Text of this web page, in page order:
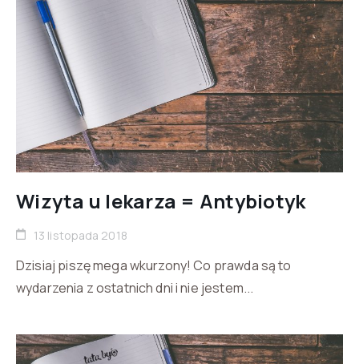
Wizyta u lekarza = Antybiotyk
13 listopada 2018
Dzisiaj piszę mega wkurzony! Co prawda są to
wydarzenia z ostatnich dni i nie jestem...